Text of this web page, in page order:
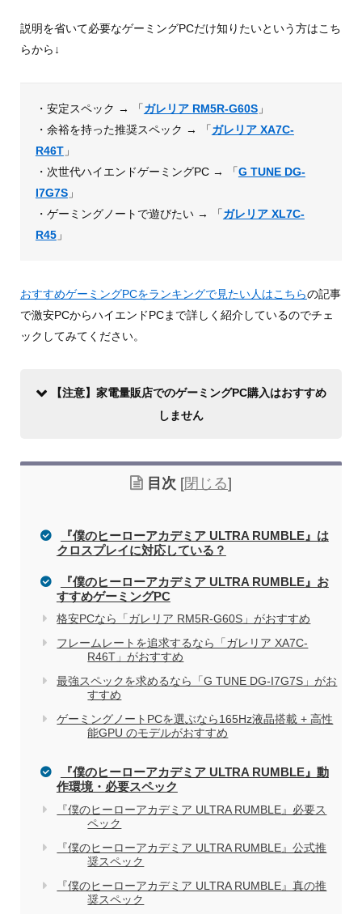
説明を省いて必要なゲーミングPCだけ知りたいという方はこち
らから↓
・安定スペック → 「ガレリア RM5R-G60S」
・余裕を持った推奨スペック → 「ガレリア XA7C-
R46T」
・次世代ハイエンドゲーミングPC → 「G TUNE DG-
I7G7S」
・ゲーミングノートで遊びたい → 「ガレリア XL7C-
R45」
おすすめゲーミングPCをランキングで見たい人はこちらの記事
で激安PCからハイエンドPCまで詳しく紹介しているのでチェ
ックしてみてください。
【注意】家電量販店でのゲーミングPC購入はおすすめ
しません
家電量販店で買う際のデメリット
電気屋や家電量販店でのパソコン購入を
おすすめしない理由
目次 [閉じる]
『僕のヒーローアカデミア ULTRA RUMBLE』は
クロスプレイに対応している？
『僕のヒーローアカデミア ULTRA RUMBLE』お
すすめゲーミングPC
格安PCなら「ガレリア RM5R-G60S」がおすすめ
フレームレートを追求するなら「ガレリア XA7C-
R46T」がおすすめ
最強スペックを求めるなら「G TUNE DG-I7G7S」がお
すすめ
ゲーミングノートPCを選ぶなら165Hz液晶搭載 + 高性
能GPU のモデルがおすすめ
『僕のヒーローアカデミア ULTRA RUMBLE』動
作環境・必要スペック
『僕のヒーローアカデミア ULTRA RUMBLE』必要ス
ペック
『僕のヒーローアカデミア ULTRA RUMBLE』公式推
奨スペック
『僕のヒーローアカデミア ULTRA RUMBLE』真の推
奨スペック